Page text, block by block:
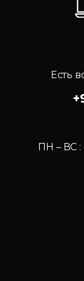
Есть
ПН – ВС :